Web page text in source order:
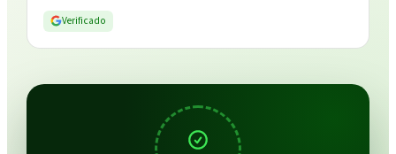
Verificado